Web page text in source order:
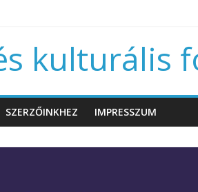
kulturális
SZERZŐINKHEZ IMPRESSZUM